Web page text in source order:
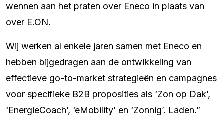
wennen aan het praten over Eneco in plaats van
over E.ON.
Wij werken al enkele jaren samen met Eneco en
hebben bijgedragen aan de ontwikkeling van
effectieve go-to-market strategieën en campagnes
voor specifieke B2B proposities als ‘Zon op Dak’,
‘EnergieCoach’, ‘eMobility’ en ‘Zonnig’. Laden.”